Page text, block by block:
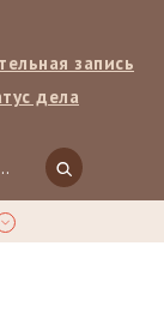
запись
дела